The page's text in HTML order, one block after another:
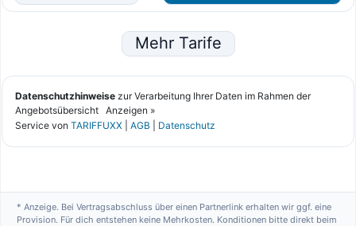
* Anzeige. Bei Vertragsabschluss über einen Partnerlink erhalten wir ggf. eine
Provision. Für dich entstehen keine Mehrkosten. Konditionen bitte direkt beim